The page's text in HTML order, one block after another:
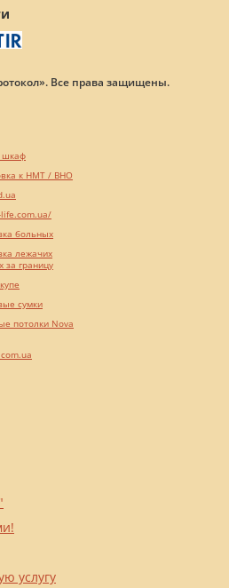
Все права защищены.
услугу
шкаф
к НМТ / ВНО
больных
лежачих
за границу
сумки
потолки Nova